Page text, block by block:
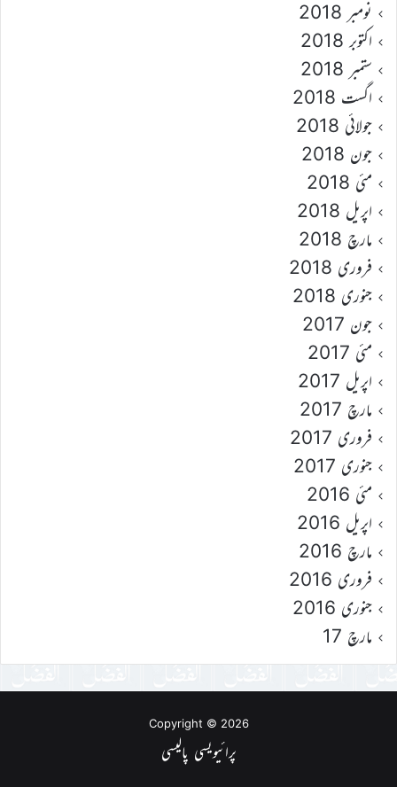
نومبر 2018
اکتوبر 2018
ستمبر 2018
اگست 2018
جولائی 2018
جون 2018
مئی 2018
اپریل 2018
مارچ 2018
فروری 2018
جنوری 2018
جون 2017
مئی 2017
اپریل 2017
مارچ 2017
فروری 2017
جنوری 2017
مئی 2016
اپریل 2016
مارچ 2016
فروری 2016
جنوری 2016
مارچ 17
Copyright © 2026
پرائیویسی پالیسی